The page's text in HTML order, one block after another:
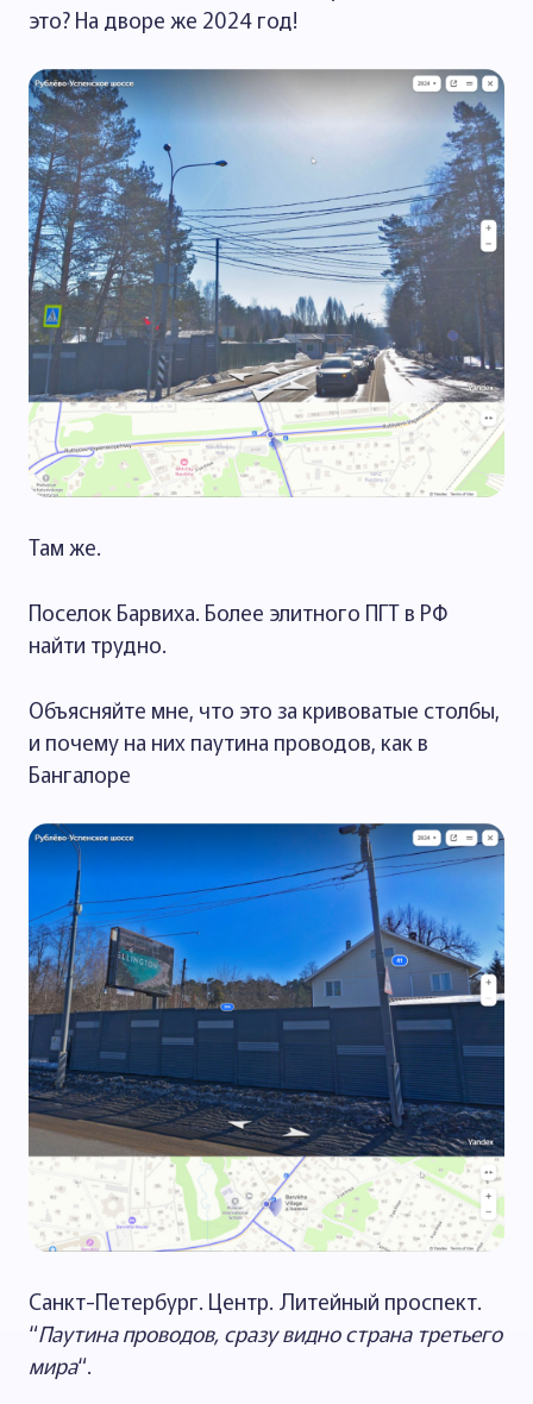
это? На дворе же 2024 год!
Там же.
Поселок Барвиха. Более элитного ПГТ в РФ
найти трудно.
Объясняйте мне, что это за кривоватые столбы,
и почему на них паутина проводов, как в
Бангалоре
Санкт-Петербург. Центр. Литейный проспект.
“Паутина проводов, сразу видно страна третьего
мира“.